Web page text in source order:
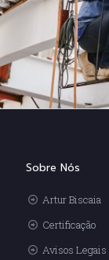
Sobre Nós
Artur Biscaia
Certificação
Avisos Legais